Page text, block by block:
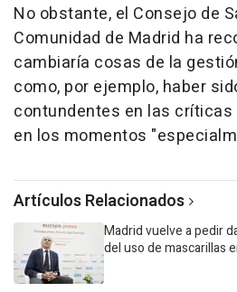
No obstante, el Consejo de
Comunidad de Madrid ha
cambiaría cosas de la
como, por ejemplo, haber
contundentes en las críticas
en los momentos
Artículos Relacionados
Madrid vuelve a pedir
del uso de mascarillas